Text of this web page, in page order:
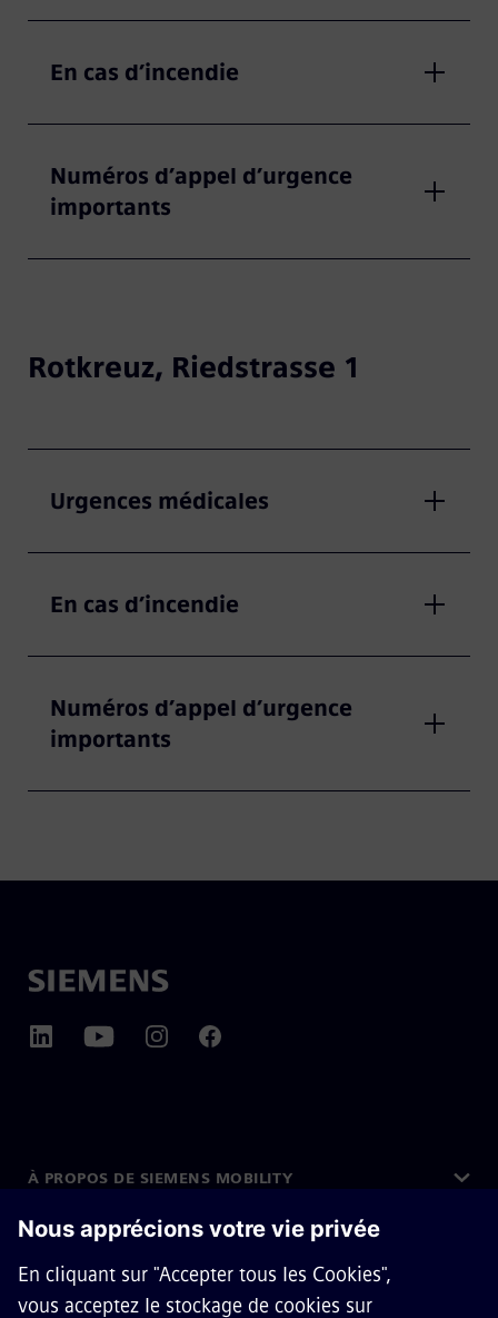
En cas d’incendie
Numéros d’appel d’urgence
importants
Rotkreuz, Riedstrasse 1
Urgences médicales
En cas d’incendie
Numéros d’appel d’urgence
importants
À PROPOS DE SIEMENS MOBILITY
CONTACTEZ-NOUS
CARRIÈRES